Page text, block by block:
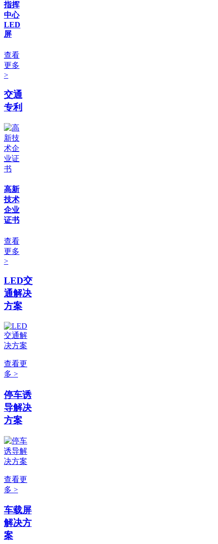
指挥
中心
LED
屏
查看
更多
>
交通
专利
高新
技术
企业
证书
查看
更多
>
LED交
通解决
方案
查看更
多 >
停车诱
导解决
方案
查看更
多 >
车载屏
解决方
案